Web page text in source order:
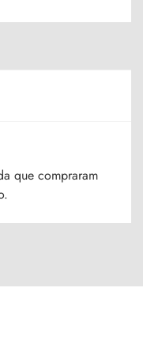
que compraram